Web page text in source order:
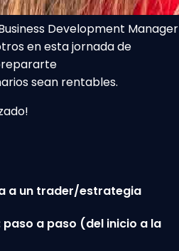
Development Manager
en esta jornada de
sean rentables.
a un trader/estrategia
a paso (del inicio a la